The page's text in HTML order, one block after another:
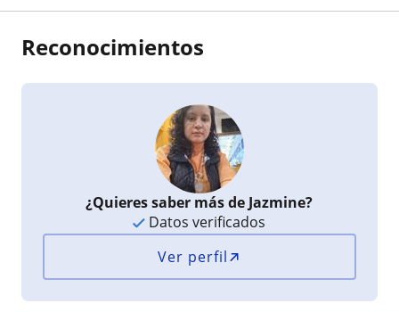
Reconocimientos
¿Quieres saber más de Jazmine?
Datos verificados
Ver perfil